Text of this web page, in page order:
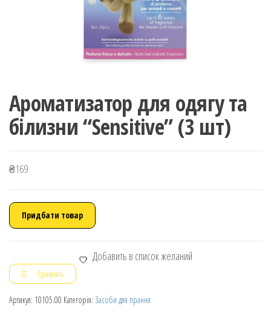
Ароматизатор для одягу та
білизни “Sensitive” (3 шт)
₴169
Придбати товар
Добавить в список желаний
Сравнить
Артикул: 10105.00 Категорія: Засоби для прання